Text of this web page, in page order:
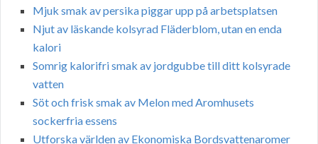
Mjuk smak av persika piggar upp på arbetsplatsen
Njut av läskande kolsyrad Fläderblom, utan en enda
kalori
Somrig kalorifri smak av jordgubbe till ditt kolsyrade
vatten
Söt och frisk smak av Melon med Aromhusets
sockerfria essens
Utforska världen av Ekonomiska Bordsvattenaromer